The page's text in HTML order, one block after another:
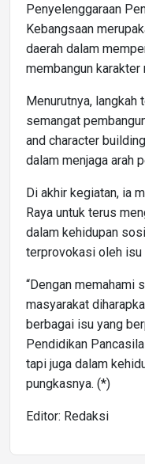
Penyelenggaraan
Kebangsaan
daerah dalam
membangun karakter
Menurutnya, langkah
semangat
and character
dalam menjaga arah
Di akhir kegiatan, ia
Raya untuk terus
dalam kehidupan
terprovokasi oleh isu
“Dengan memahami
masyarakat
berbagai isu yang
Pendidikan
tapi juga dalam
pungkasnya. (*)
Editor: Redaksi